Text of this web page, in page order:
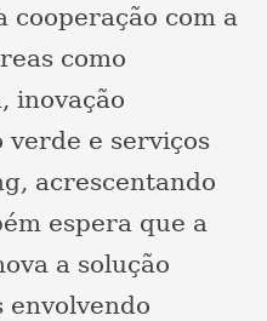
cooperação com a
como
inovação
e serviços
acrescentando
espera que a
a solução
envolvendo